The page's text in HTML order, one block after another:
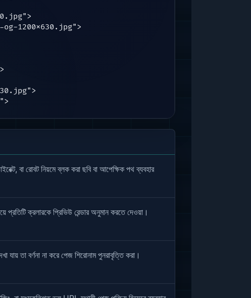
1200x630.jpg">
বা রোবট নিয়মে ব্লক করা ছবি বা আপেক্ষিক পথ ব্যবহার
প্রতিটি ক্রলারকে প্রিভিউ রেন্ডার অনুমান করতে দেওয়া।
যায় তা বর্ণনা না করে পেজ শিরোনাম পুনরাবৃত্তি করা।